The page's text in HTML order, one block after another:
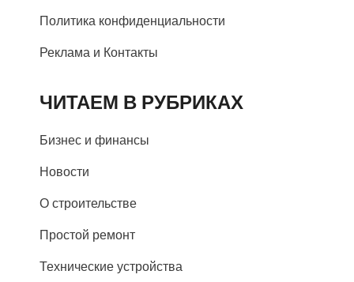
Политика конфиденциальности
Реклама и Контакты
ЧИТАЕМ В РУБРИКАХ
Бизнес и финансы
Новости
О строительстве
Простой ремонт
Технические устройства